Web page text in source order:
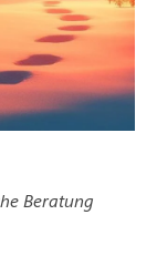
Beratung